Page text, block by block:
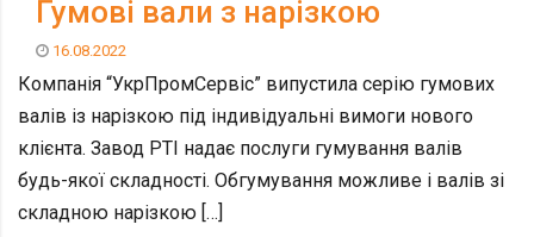
Гумові вали з нарізкою
16.08.2022
Компанія “УкрПромСервіс” випустила серію гумових
валів із нарізкою під індивідуальні вимоги нового
клієнта. Завод РТІ надає послуги гумування валів
будь-якої складності. Обгумування можливе і валів зі
складною нарізкою […]